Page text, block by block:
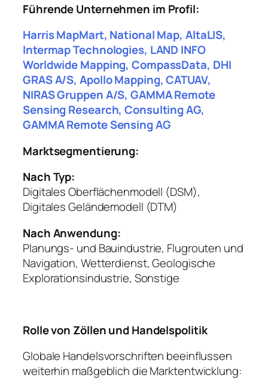
Führende Unternehmen im Profil:
Harris MapMart, National Map, AltaLIS,
Intermap Technologies, LAND INFO
Worldwide Mapping, CompassData, DHI
GRAS A/S, Apollo Mapping, CATUAV,
NIRAS Gruppen A/S, GAMMA Remote
Sensing Research, Consulting AG,
GAMMA Remote Sensing AG
Marktsegmentierung:
Nach Typ:
Digitales Oberflächenmodell (DSM),
Digitales Geländemodell (DTM)
Nach Anwendung:
Planungs- und Bauindustrie, Flugrouten und
Navigation, Wetterdienst, Geologische
Explorationsindustrie, Sonstige
Rolle von Zöllen und Handelspolitik
Globale Handelsvorschriften beeinflussen
weiterhin maßgeblich die Marktentwicklung: